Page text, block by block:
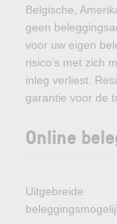
Belgische,
geen
voor uw eigen
risico’s met zich
inleg verliest.
garantie voor de
Online
Uitgebreide